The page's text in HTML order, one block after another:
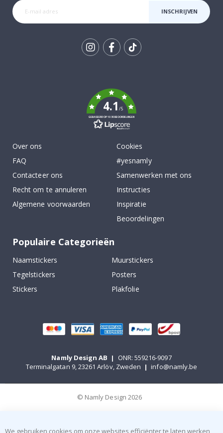
INSCHRIJVEN
4.1/5
GEBASEERD OP 1030 BEOORDELINGEN
Over ons
FAQ
Contacteer ons
Recht om te annuleren
Algemene voorwaarden
Cookies
#yesnamly
Samenwerken met ons
Instructies
Inspiratie
Beoordelingen
Populaire Categorieën
Naamstickers
Muurstickers
Tegelstickers
Posters
Stickers
Plakfolie
Namly Design AB |
ONR: 559216-9097
Terminalgatan 9, 23261 Arlöv, Zweden | info@namly.be
© Namly Design 2026
We gebruiken cookies om onze websites efficiënter te laten werken,